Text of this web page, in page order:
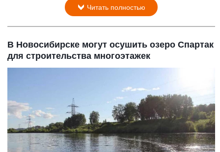
Читать полностью
В Новосибирске могут осушить озеро Спартак
для строительства многоэтажек